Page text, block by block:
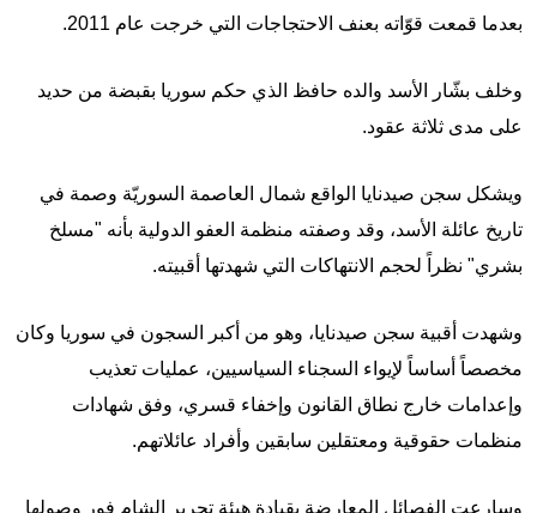
بعدما قمعت قوّاته بعنف الاحتجاجات التي خرجت عام 2011.
وخلف بشّار الأسد والده حافظ الذي حكم سوريا بقبضة من حديد
على مدى ثلاثة عقود.
ويشكل سجن صيدنايا الواقع شمال العاصمة السوريّة وصمة في
تاريخ عائلة الأسد، وقد وصفته منظمة العفو الدولية بأنه "مسلخ
بشري" نظراً لحجم الانتهاكات التي شهدتها أقبيته.
وشهدت أقبية سجن صيدنايا، وهو من أكبر السجون في سوريا وكان
مخصصاً أساساً لإيواء السجناء السياسيين، عمليات تعذيب
وإعدامات خارج نطاق القانون وإخفاء قسري، وفق شهادات
منظمات حقوقية ومعتقلين سابقين وأفراد عائلاتهم.
وسارعت الفصائل المعارضة بقيادة هيئة تحرير الشام فور وصولها